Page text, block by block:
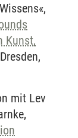
Kunst,
mit Lev